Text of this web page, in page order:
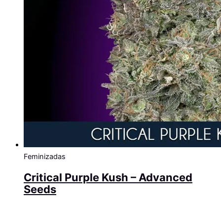
Feminizadas
Critical Purple Kush – Advanced
Seeds